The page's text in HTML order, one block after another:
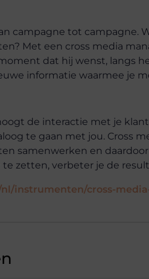
campagne tot campagne.
Met een cross media
dat hij wenst, langs
informatie waarmee je
de interactie met je
te gaan met jou. Cross
samenwerken en
zetten, verbeter je de
instrumenten/cross-